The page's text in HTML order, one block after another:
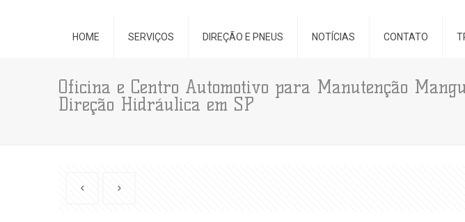
HOME SERVIÇOS DIREÇÃO E PNEUS NOTÍCIAS CONTATO
Oficina e Centro Automotivo para Manutenção
Direção Hidráulica em SP